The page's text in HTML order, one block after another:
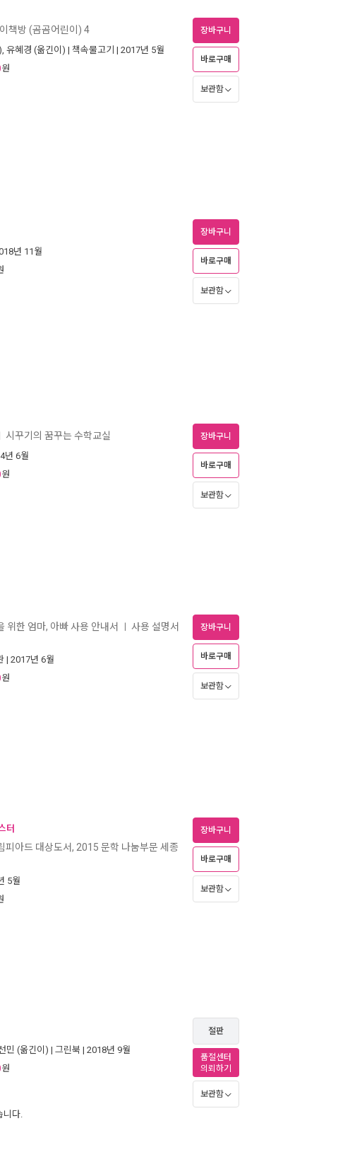
책방 (곰곰어린이) 4
유혜경 (옮긴이) | 책속물고기 | 2017년 5월
원
장바구니
바로구매
보관함
년 11월
장바구니
바로구매
보관함
시꾸기의 꿈꾸는 수학교실
년 6월
원
장바구니
바로구매
보관함
위한 엄마, 아빠 사용 안내서 사용 설명서
| 2017년 6월
원
장바구니
바로구매
보관함
터
피아드 대상도서, 2015 문학 나눔부문 세종
5월
장바구니
바로구매
보관함
민 (옮긴이) | 그린북 | 2018년 9월
원
니다.
절판
품절센터
의뢰하기
보관함